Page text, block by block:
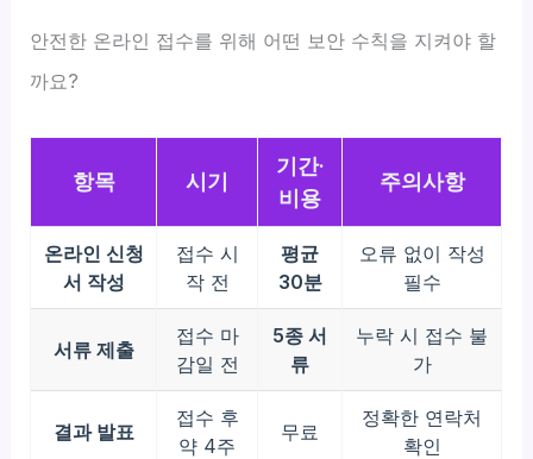
안전한 온라인 접수를 위해 어떤 보안 수칙을 지켜야 할
까요?
항목 시기
기간·
비용
주의사항
온라인 신청
서 작성
접수 시
작 전
평균
30분
오류 없이 작성
필수
서류 제출
접수 마
감일 전
5종 서
류
누락 시 접수 불
가
결과 발표
접수 후
약 4주
무료
정확한 연락처
확인